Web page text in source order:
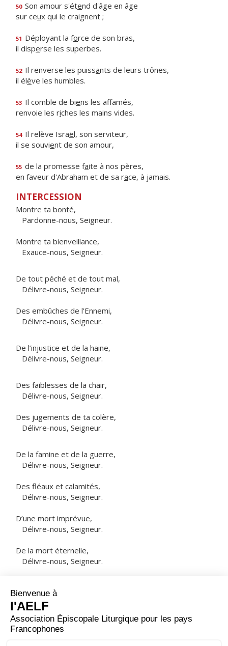
50 Son amour s'étend d'âge en âge
sur ceux qui le craignent ;
51 Déployant la force de son bras,
il disperse les superbes.
52 Il renverse les puissants de leurs trônes,
il élève les humbles.
53 Il comble de biens les affamés,
renvoie les riches les mains vides.
54 Il relève Israël, son serviteur,
il se souvient de son amour,
55 de la promesse faite à nos pères,
en faveur d'Abraham et de sa race, à jamais.
INTERCESSION
Montre ta bonté,
Pardonne-nous, Seigneur.
Montre ta bienveillance,
Exauce-nous, Seigneur.
De tout péché et de tout mal,
Délivre-nous, Seigneur.
Des embûches de l’Ennemi,
Délivre-nous, Seigneur.
De l’injustice et de la haine,
Délivre-nous, Seigneur.
Des faiblesses de la chair,
Délivre-nous, Seigneur.
Des jugements de ta colère,
Délivre-nous, Seigneur.
De la famine et de la guerre,
Délivre-nous, Seigneur.
Des fléaux et calamités,
Délivre-nous, Seigneur.
D’une mort imprévue,
Délivre-nous, Seigneur.
De la mort éternelle,
Délivre-nous, Seigneur.
NOTRE PÈRE
ORAISON
Que notre prière du soir monte jusqu'à toi, Seigneur,